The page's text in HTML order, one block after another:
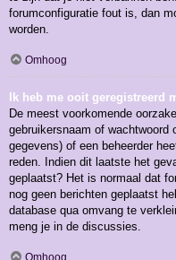
forumconfiguratie fout is, dan
worden.
Omhoog
Ik heb me ooit geregistreerd
De meest voorkomende
gebruikersnaam of wachtwoord
gegevens) of een beheerder
reden. Indien dit laatste het
geplaatst? Het is normaal dat
nog geen berichten geplaatst
database qua omvang te
meng je in de discussies.
Omhoog